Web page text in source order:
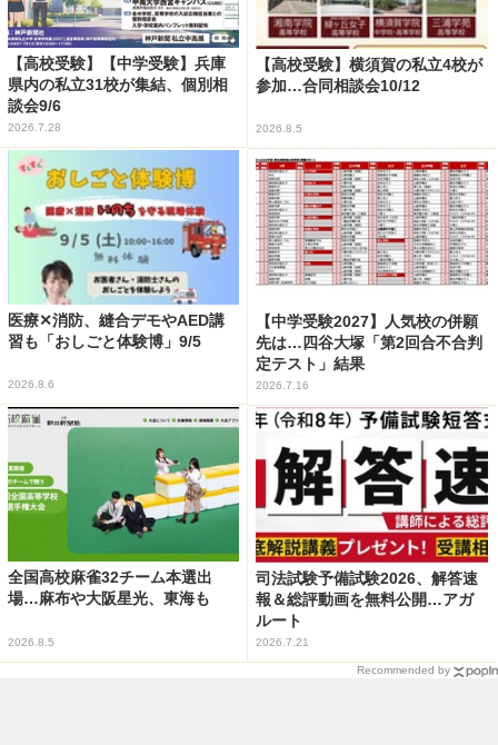
【高校受験】【中学受験】兵庫
県内の私立31校が集結、個別相
談会9/6
2026.7.28
【高校受験】横須賀の私立4校が
参加…合同相談会10/12
2026.8.5
医療✕消防、縫合デモやAED講
習も「おしごと体験博」9/5
2026.8.6
【中学受験2027】人気校の併願
先は…四谷大塚「第2回合不合判
定テスト」結果
2026.7.16
全国高校麻雀32チーム本選出
場…麻布や大阪星光、東海も
2026.8.5
司法試験予備試験2026、解答速
報＆総評動画を無料公開…アガ
ルート
2026.7.21
Recommended by